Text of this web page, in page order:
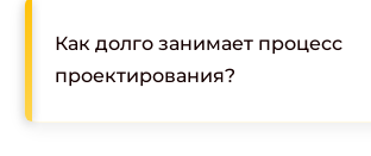
Как долго занимает процесс
проектирования?